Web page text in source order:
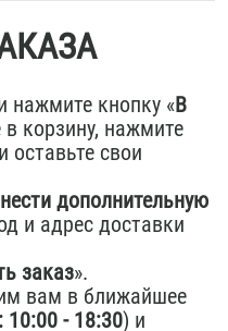
нажмите кнопку «В
корзину, нажмите
оставьте свои
дополнительную
и адрес доставки
заказ».
вам в ближайшее
10:00 - 18:30) и